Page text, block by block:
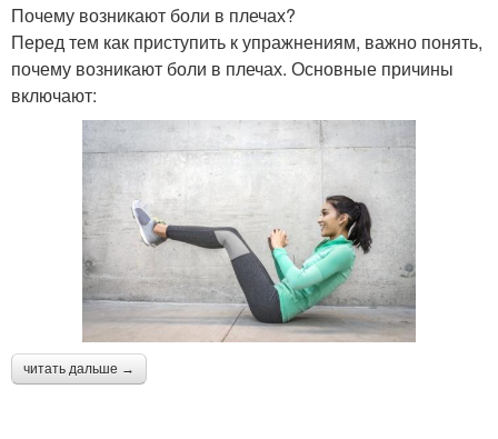
Почему возникают боли в плечах?
Перед тем как приступить к упражнениям, важно понять,
почему возникают боли в плечах. Основные причины
включают:
читать дальше →